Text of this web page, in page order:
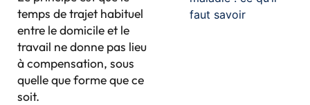
temps de trajet habituel
entre le domicile et le
travail ne donne pas lieu
à compensation, sous
quelle que forme que ce
soit.
faut savoir